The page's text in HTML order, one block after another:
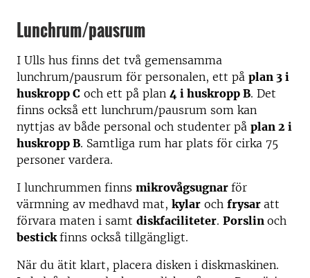
Lunchrum/pausrum
I Ulls hus finns det två gemensamma
lunchrum/pausrum för personalen, ett på plan 3 i
huskropp C och ett på plan 4 i huskropp B. Det
finns också ett lunchrum/pausrum som kan
nyttjas av både personal och studenter på plan 2 i
huskropp B. Samtliga rum har plats för cirka 75
personer vardera.
I lunchrummen finns mikrovågsugnar för
värmning av medhavd mat, kylar och frysar att
förvara maten i samt diskfaciliteter. Porslin och
bestickfinns också tillgängligt.
När du ätit klart, placera disken i diskmaskinen.